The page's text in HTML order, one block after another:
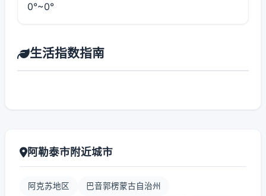
0°~0°
生活指数指南
阿勒泰市附近城市
阿克苏地区 巴音郭楞蒙古自治州